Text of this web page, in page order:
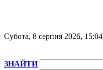
Субота, 8 серпня 2026, 15:04
ЗНАЙТИ